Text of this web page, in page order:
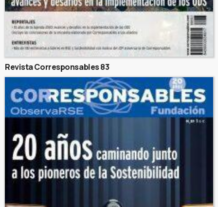
Revista Corresponsables 83